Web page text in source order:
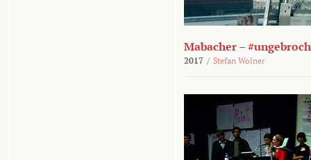
Mabacher –
2017 / Stefan Wolner